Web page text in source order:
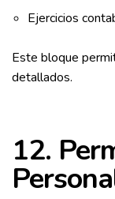
Ejercicios
Este bloque
detallados.
12.